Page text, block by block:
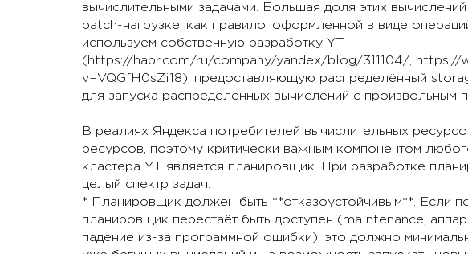
вычислительными задачами. Большая доля этих
batch-нагрузке, как правило, оформленной в виде
используем собственную разработку YT
(https://habr.com/ru/company/yandex/blog/311104/, https://
v=VQGfH0sZi18), предоставляющую распределённый
для запуска распределённых вычислений с произвольным
В реалиях Яндекса потребителей вычислительных
ресурсов, поэтому критически важным компонентом
кластера YT является планировщик. При разработке
целый спектр задач:
* Планировщик должен быть **отказоустойчивым**. Если
планировщик перестаёт быть доступен (maintenance,
падение из-за программной ошибки), это должно